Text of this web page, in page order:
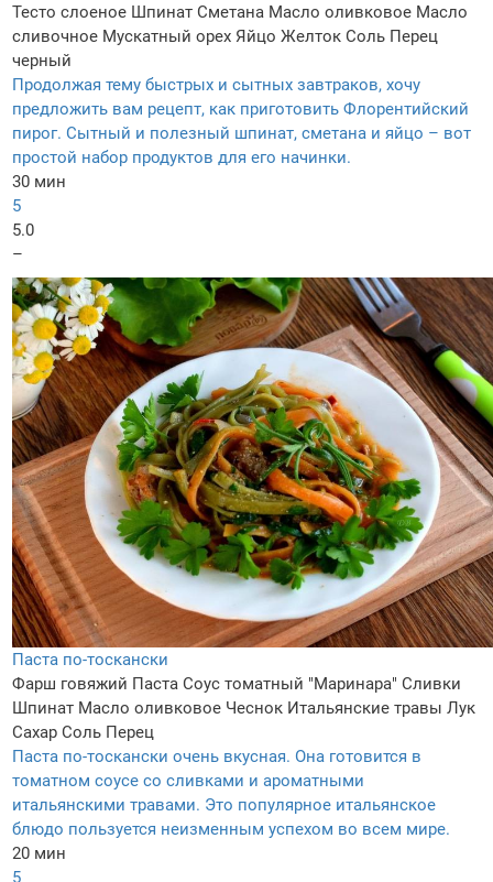
Тесто слоеное Шпинат Сметана Масло оливковое Масло
сливочное Мускатный орех Яйцо Желток Соль Перец
черный
Продолжая тему быстрых и сытных завтраков, хочу
предложить вам рецепт, как приготовить Флорентийский
пирог. Сытный и полезный шпинат, сметана и яйцо – вот
простой набор продуктов для его начинки.
30 мин
5
5.0
–
Паста по-тоскански
Фарш говяжий Паста Соус томатный "Маринара" Сливки
Шпинат Масло оливковое Чеснок Итальянские травы Лук
Сахар Соль Перец
Паста по-тоскански очень вкусная. Она готовится в
томатном соусе со сливками и ароматными
итальянскими травами. Это популярное итальянское
блюдо пользуется неизменным успехом во всем мире.
20 мин